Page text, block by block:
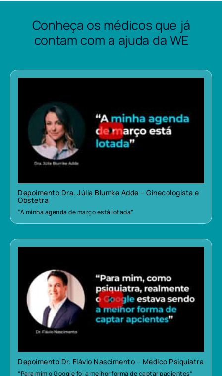
Conheça os médicos que já
contam com a ajuda da WE
Depoimento Dra. Júlia Blumke Adde – Ginecologista e
Obstetra
“A minha agenda de março está lotada”
Depoimento Dr. Flávio Nascimento – Médico Psiquiatra
“Para mim o Google foi a melhor forma de captar pacientes”